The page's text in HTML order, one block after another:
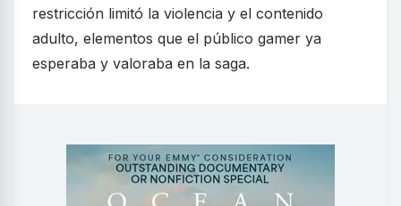
restricción limitó la violencia y el contenido
adulto, elementos que el público gamer ya
esperaba y valoraba en la saga.